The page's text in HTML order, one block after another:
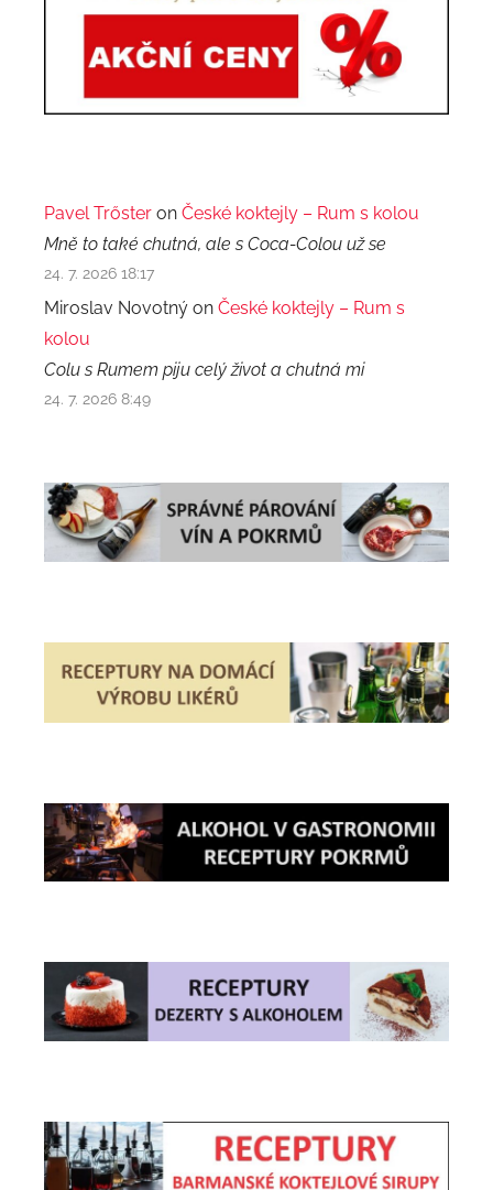
Pavel Trőster on České koktejly – Rum s kolou
Mně to také chutná, ale s Coca-Colou už se
24. 7. 2026 18:17
Miroslav Novotný on České koktejly – Rum s
kolou
Colu s Rumem piju celý život a chutná mi
24. 7. 2026 8:49